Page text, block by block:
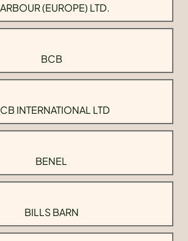
(EUROPE) LTD.
BCB
INTERNATIONAL LTD
BENEL
BILLS BARN